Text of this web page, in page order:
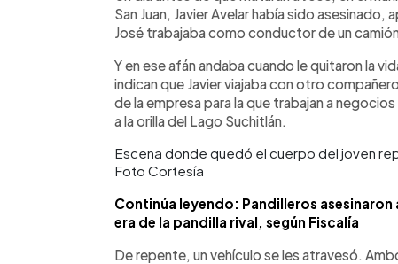
San Juan, Javier Avelar había sido
José trabajaba como conductor de un
Y en ese afán andaba cuando le quitaron la
indican que Javier viajaba con otro
de la empresa para la que trabajan a
a la orilla del Lago Suchitlán.
Escena donde quedó el cuerpo del joven
Foto Cortesía
Continúa leyendo: Pandilleros
era de la pandilla rival, según Fiscalía
De repente, un vehículo se les atravesó.